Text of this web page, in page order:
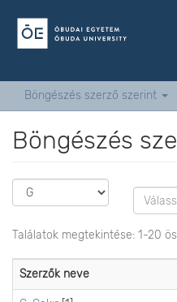
Böngészés szerző szerint
Böngészés
Találatok megtekintése: 1-20
Szerzők neve